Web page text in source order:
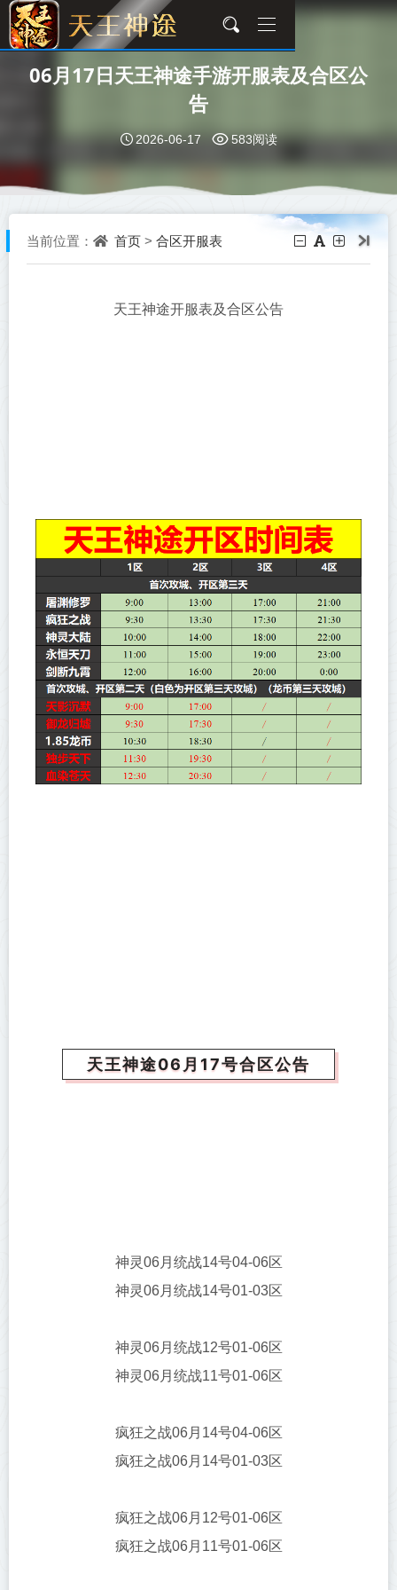
06月17日天王神途手游开服表及合区公
告
2026-06-17 583阅读
当前位置： 首页 > 合区开服表
天王神途开服表及合区公告
天王神途06月17号合区公告
神灵06月统战14号04-06区
神灵06月统战14号01-03区
神灵06月统战12号01-06区
神灵06月统战11号01-06区
疯狂之战06月14号04-06区
疯狂之战06月14号01-03区
疯狂之战06月12号01-06区
疯狂之战06月11号01-06区